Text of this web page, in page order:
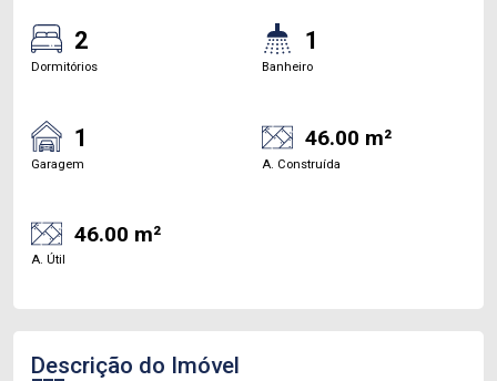
2
Dormitórios
1
Banheiro
1
Garagem
46.00 m²
A. Construída
46.00 m²
A. Útil
Descrição do Imóvel